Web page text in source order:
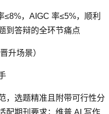
≤8%，AIGC 率≤5%，顺利
到答辩的全环节痛点
升场景）
，选题精准且附带可行性分